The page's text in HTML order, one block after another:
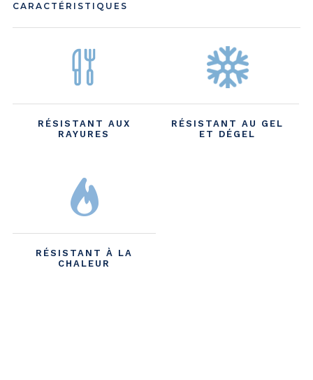
CARACTÉRISTIQUES
RÉSISTANT AUX
RAYURES
RÉSISTANT AU GEL
ET DÉGEL
RÉSISTANT À LA
CHALEUR